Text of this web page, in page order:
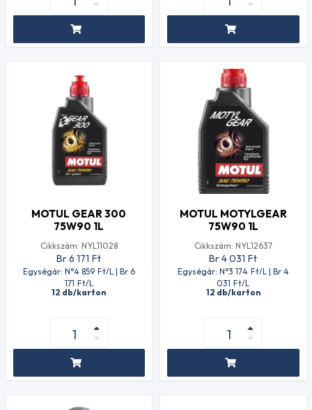
MOTUL GEAR 300
75W90 1L
Cikkszám: NYL11028
Br 6 171 Ft
Egységár: N°4 859 Ft/L | Br 6
171 Ft/L
12 db/karton
MOTUL MOTYLGEAR
75W90 1L
Cikkszám: NYL12637
Br 4 031 Ft
Egységár: N°3 174 Ft/L | Br 4
031 Ft/L
12 db/karton